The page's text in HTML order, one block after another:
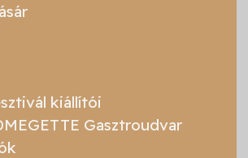
kiállítói
Gasztroudvar